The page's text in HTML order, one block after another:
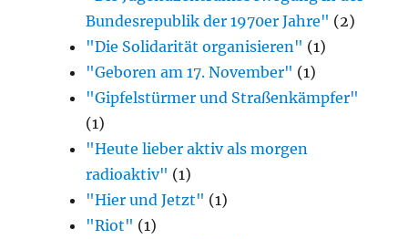
Bundesrepublik der 1970er Jahre" (2)
"Die Solidarität organisieren" (1)
"Geboren am 17. November" (1)
"Gipfelstürmer und Straßenkämpfer"
(1)
"Heute lieber aktiv als morgen
radioaktiv" (1)
"Hier und Jetzt" (1)
"Riot" (1)